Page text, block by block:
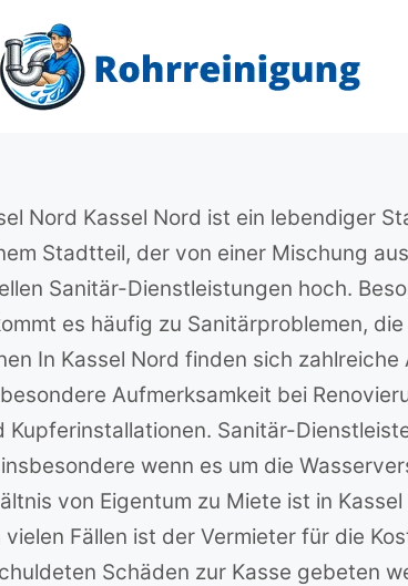
Nord Kassel Nord ist ein lebendiger
Stadtteil, der von einer Mischung
Sanitär-Dienstleistungen hoch.
es häufig zu Sanitärproblemen,
In Kassel Nord finden sich
Aufmerksamkeit bei
Sanitär-
wenn es um die
von Eigentum zu Miete ist in
Fällen ist der Vermieter für die
Schäden zur Kasse gebeten